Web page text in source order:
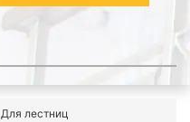
Для лестниц